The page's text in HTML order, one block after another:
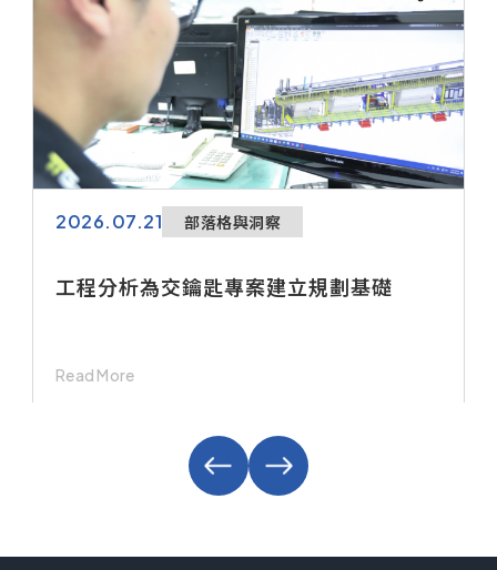
2026.07.21 部落格與洞察
工程分析為交鑰匙專案建立規劃基礎
Read More